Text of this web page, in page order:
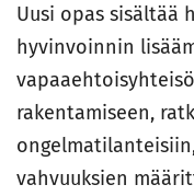
Uusi opas sisältää
hyvinvoinnin
rakentamiseen,
vahvuuksien